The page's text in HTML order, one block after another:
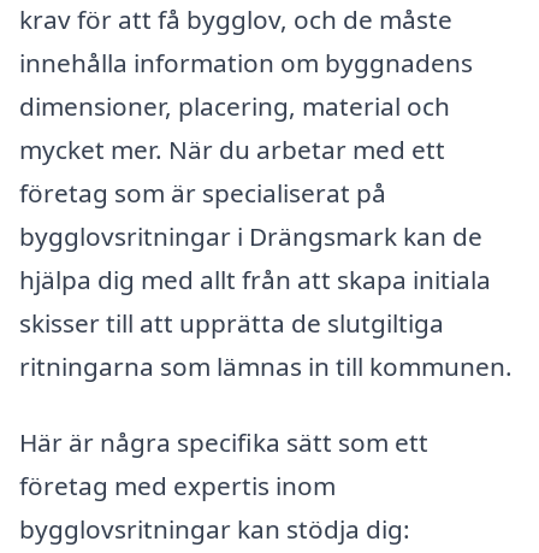
krav för att få bygglov, och de måste
innehålla information om byggnadens
dimensioner, placering, material och
mycket mer. När du arbetar med ett
företag som är specialiserat på
bygglovsritningar i Drängsmark kan de
hjälpa dig med allt från att skapa initiala
skisser till att upprätta de slutgiltiga
ritningarna som lämnas in till kommunen.
Här är några specifika sätt som ett
företag med expertis inom
bygglovsritningar kan stödja dig: